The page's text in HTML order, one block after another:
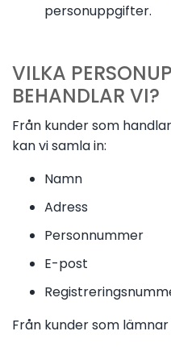
personuppgifter.
VILKA
BEHANDLAR VI?
Från kunder som
kan vi samla in:
Namn
Adress
Personnummer
E-post
Från kunder som